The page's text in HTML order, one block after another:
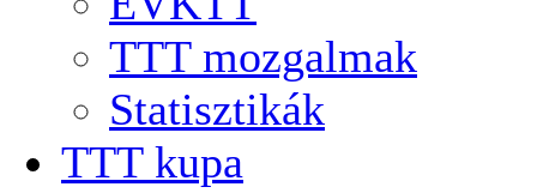
TTT mozgalmak
Statisztikák
TTT kupa